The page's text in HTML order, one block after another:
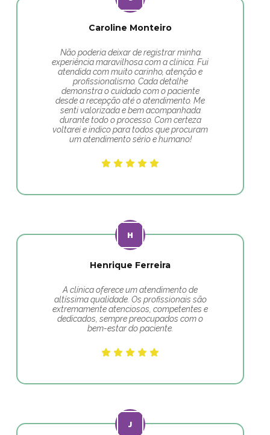
Caroline Monteiro
Não poderia deixar de registrar minha
experiência maravilhosa com a clínica. Fui
atendida com muito carinho, atenção e
profissionalismo. Cada detalhe
demonstra o cuidado com o paciente
desde a recepção até o atendimento. Me
senti valorizada e bem acompanhada
durante todo o processo. Com certeza
voltarei e indico para todos que procuram
um atendimento sério e humano!
Henrique Ferreira
A clínica oferece um atendimento de
altíssima qualidade. Os profissionais são
extremamente atenciosos, competentes e
dedicados, sempre preocupados com o
bem-estar do paciente.